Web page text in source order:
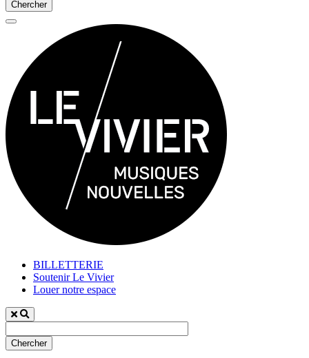
BILLETTERIE
Soutenir Le Vivier
Louer notre espace